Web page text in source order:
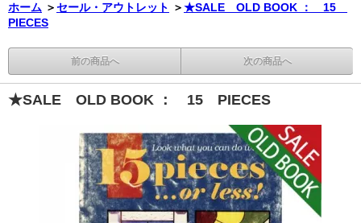
ホーム ＞セール・アウトレット ＞★SALE OLD BOOK ： 15
PIECES
前の商品へ 次の商品へ
★SALE OLD BOOK ： 15 PIECES